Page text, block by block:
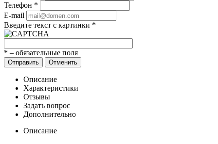
Телефон *
E-mail
Введите текст с картинки *
* – обязательные поля
Отправить Отменить
Описание
Характеристики
Отзывы
Задать вопрос
Дополнительно
Описание